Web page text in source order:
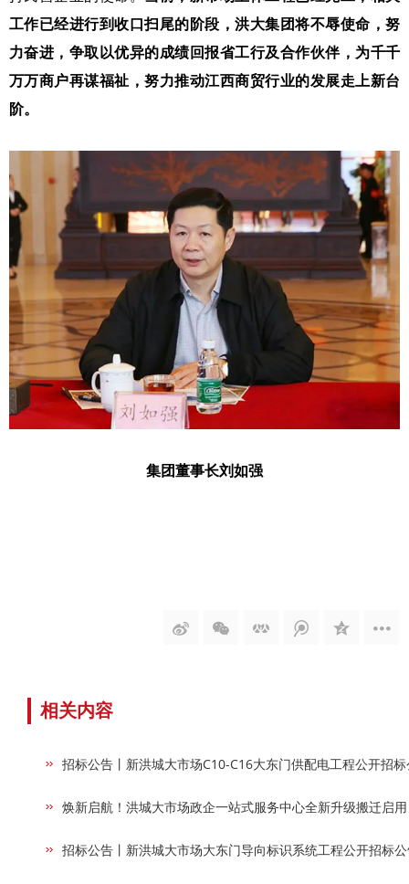
工作已经进行到收口扫尾的阶段，洪大集团将不辱使命，努
力奋进，争取以优异的成绩回报省工行及合作伙伴，为千千
万万商户再谋福祉，努力推动江西商贸行业的发展走上新台
阶。
集团董事长刘如强
相关内容
招标公告丨新洪城大市场C10-C16大东门供配电工程公开招
焕新启航！洪城大市场政企一站式服务中心全新升级搬迁启用
招标公告丨新洪城大市场大东门导向标识系统工程公开招标